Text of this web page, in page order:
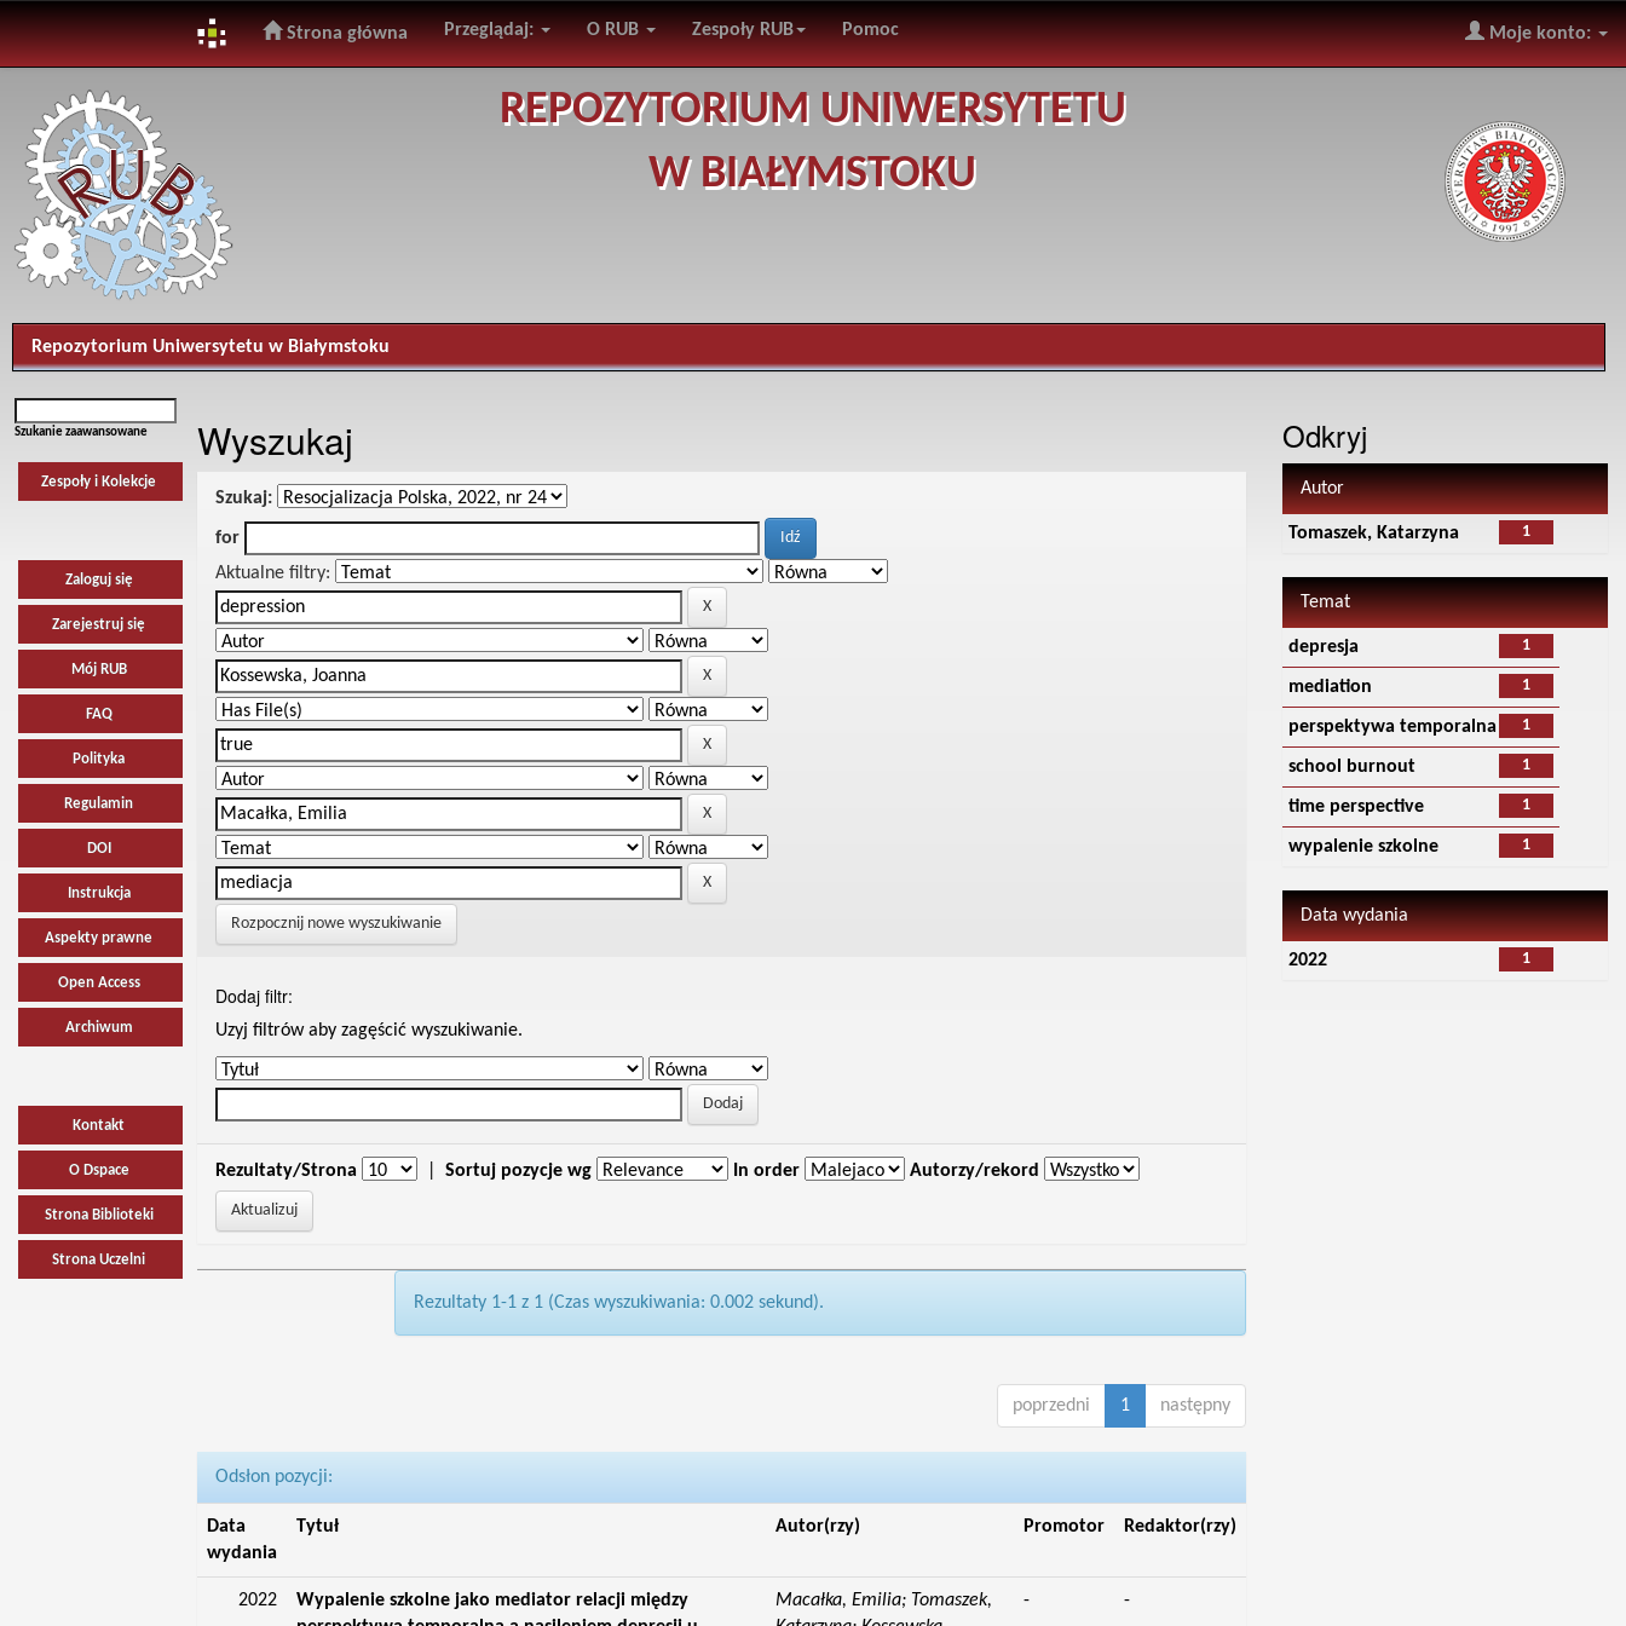
navigation
Strona główna Przeglądaj: O RUB Zespoły RUB Pomoc Moje konto:
REPOZYTORIUM UNIWERSYTETU
W BIAŁYMSTOKU
Repozytorium Uniwersytetu w Białymstoku
Szukanie zaawansowane
Zespoły i Kolekcje
Zaloguj się
Zarejestruj się
Mój RUB
FAQ
Polityka
Regulamin
DOI
Instrukcja
Aspekty prawne
Open Access
Archiwum
Kontakt
O Dspace
Strona Biblioteki
Strona Uczelni
Wyszukaj
Szukaj:
for
Aktualne filtry:
Rozpocznij nowe wyszukiwanie
Dodaj filtr:
Uzyj filtrów aby zagęścić wyszukiwanie.
Rezultaty/Strona Sortuj pozycje wg In order Autorzy/rekord
Rezultaty 1-1 z 1 (Czas wyszukiwania: 0.002 sekund).
poprzedni 1 następny
Odsłon pozycji:
Data
wydania
Tytuł Autor(rzy) Promotor Redaktor(rzy)
2022
Wypalenie szkolne jako mediator relacji między
Macałka, Emilia; Tomaszek,
- -
Odkryj
Autor
1
Tomaszek, Katarzyna
Temat
1
depresja
1
mediation
1
perspektywa temporalna
1
school burnout
1
time perspective
1
wypalenie szkolne
Data wydania
1
2022